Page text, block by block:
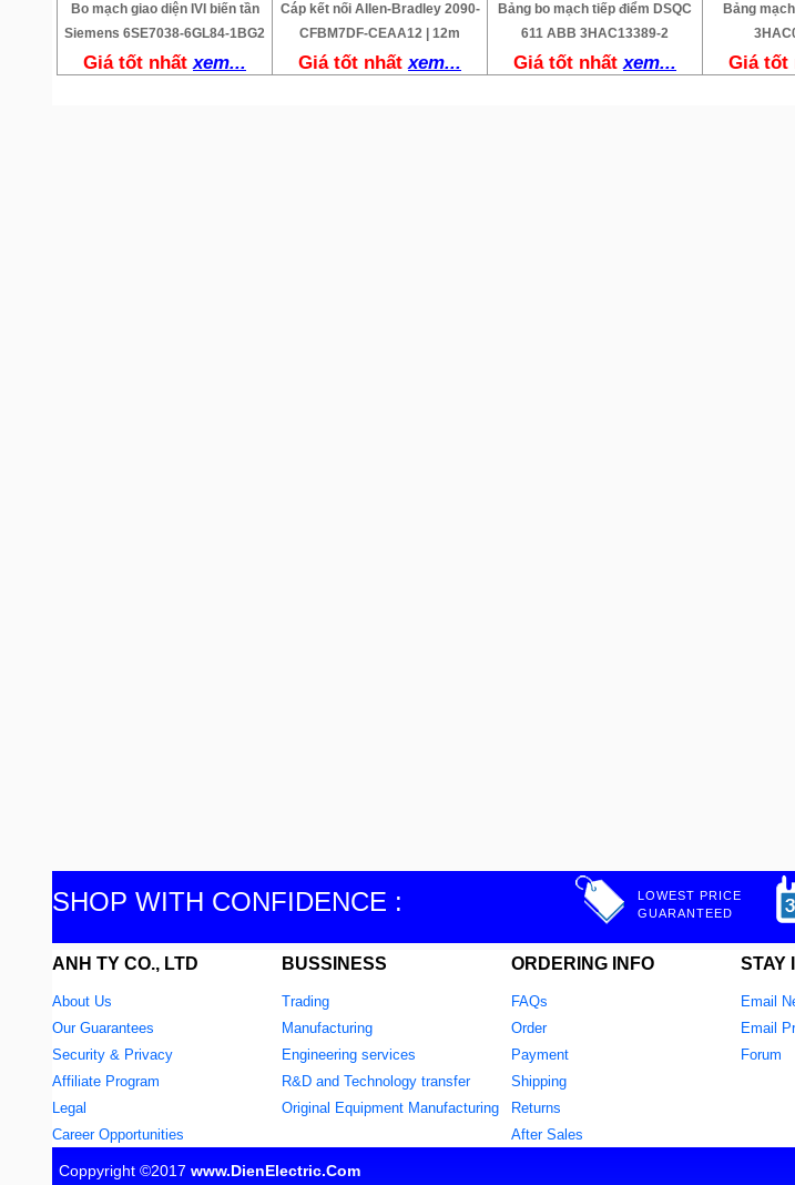
Bo mạch giao diện IVI biến tần
Siemens 6SE7038-6GL84-1BG2
Giá tốt nhấtxem...
Cáp kết nối Allen-Bradley 2090-
CFBM7DF-CEAA12 | 12m
Giá tốt nhấtxem...
Bảng bo mạch tiếp điểm DSQC
611 ABB 3HAC13389-2
Giá tốt nhấtxem...
Bảng
Giá
SHOP WITH CONFIDENCE :
LOWEST PRICE
GUARANTEED
ANH TY CO., LTD
About Us
Our Guarantees
Security & Privacy
Affiliate Program
Legal
Career Opportunities
BUSSINESS
Trading
Manufacturing
Engineering services
R&D and Technology transfer
Original Equipment Manufacturing
ORDERING INFO
FAQs
Order
Payment
Shipping
Returns
After Sales
STAY
Email
Email
Forum
Coppyright ©2017www.DienElectric.Com